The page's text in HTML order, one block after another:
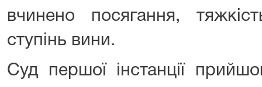
вчинено посягання,
ступінь вини.
Суд першої інстанції